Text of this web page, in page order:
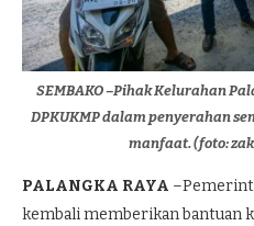
SEMBAKO –Pihak Kelurahan
DPKUKMP dalam penyerahan
manfaat. (foto:
PALANGKA RAYA
kembali memberikan bantuan